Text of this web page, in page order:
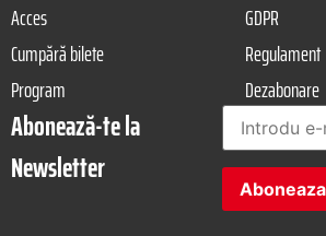
Acces
Cumpără bilete
Program
GDPR
Regulament
Dezabonare
Abonează-te la
Newsletter